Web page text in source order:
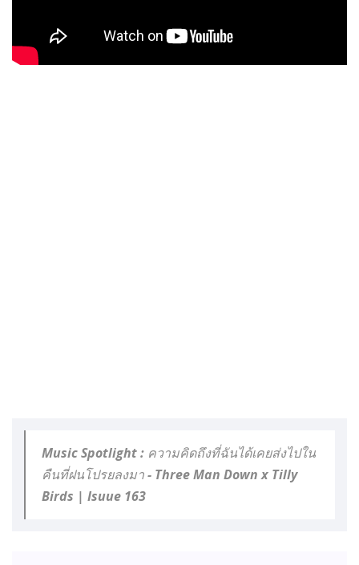
Music Spotlight : ความคิดถึงที่ฉันได้เคยส่งไปใน
คืนที่ฝนโปรยลงมา - Three Man Down x Tilly
Birds | Isuue 163